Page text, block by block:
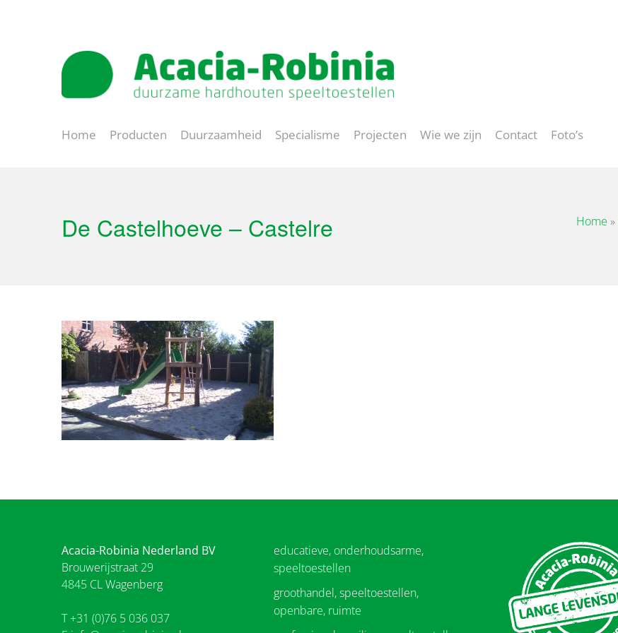
Home Producten Duurzaamheid Specialisme Projecten Wie we zijn Contact Foto’s
De Castelhoeve – Castelre Home »
Acacia-Robinia Nederland BV
Brouwerijstraat 29
4845 CL Wagenberg
T +31 (0)76 5 036 037
educatieve, onderhoudsarme,
speeltoestellen
groothandel, speeltoestellen,
openbare, ruimte